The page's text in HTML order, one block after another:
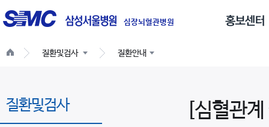
심장뇌혈관병원
글
로
네
이
션
질환및검사 질환안내
질환및검사 [심혈관